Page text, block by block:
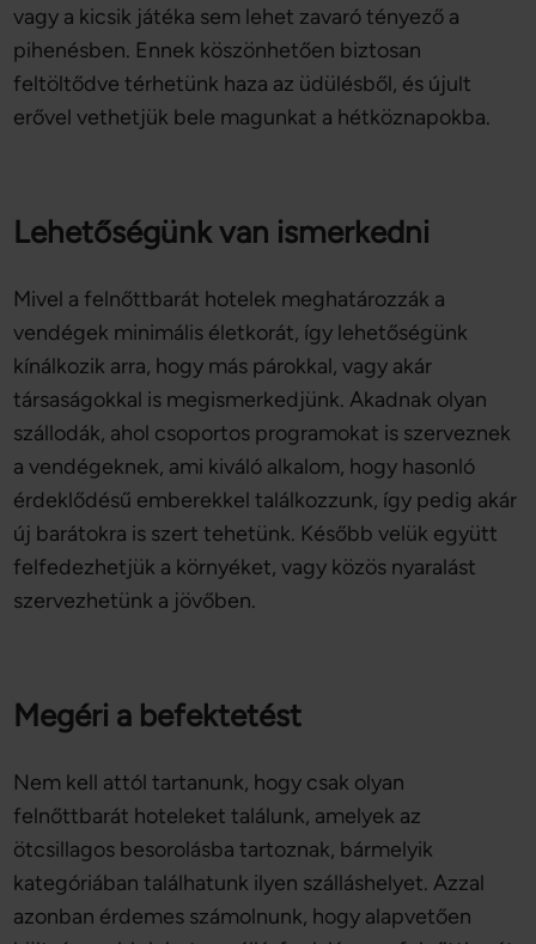
vagy a kicsik játéka sem lehet zavaró tényező a
pihenésben. Ennek köszönhetően biztosan
feltöltődve térhetünk haza az üdülésből, és újult
erővel vethetjük bele magunkat a hétköznapokba.
Lehetőségünk van ismerkedni
Mivel a felnőttbarát hotelek meghatározzák a
vendégek minimális életkorát, így lehetőségünk
kínálkozik arra, hogy más párokkal, vagy akár
társaságokkal is megismerkedjünk. Akadnak olyan
szállodák, ahol csoportos programokat is szerveznek
a vendégeknek, ami kiváló alkalom, hogy hasonló
érdeklődésű emberekkel találkozzunk, így pedig akár
új barátokra is szert tehetünk. Később velük együtt
felfedezhetjük a környéket, vagy közös nyaralást
szervezhetünk a jövőben.
Megéri a befektetést
Nem kell attól tartanunk, hogy csak olyan
felnőttbarát hoteleket találunk, amelyek az
ötcsillagos besorolásba tartoznak, bármelyik
kategóriában találhatunk ilyen szálláshelyet. Azzal
azonban érdemes számolnunk, hogy alapvetően